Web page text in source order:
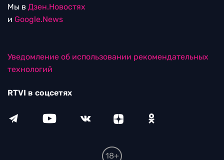
Мы в Дзен.Новостях
и Google.News
Уведомление об использовании рекомендательных
технологий
RTVI в соцсетях
18+